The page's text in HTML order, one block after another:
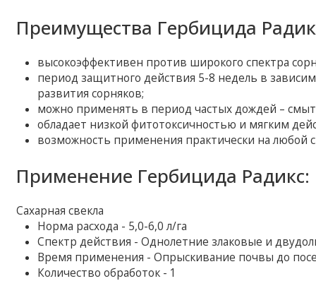
Преимущества Гербицида
высокоэффективен против широкого спектра
период защитного действия 5-8 недель в
развития сорняков;
можно применять в период частых дождей –
обладает низкой фитотоксичностью и мягким
возможность применения практически на любой
Применение Гербицида Радикс:
Сахарная свекла
Норма расхода - 5,0-6,0 л/га
Спектр действия - Однолетние злаковые и
Время применения - Опрыскивание почвы до
Количество обработок - 1